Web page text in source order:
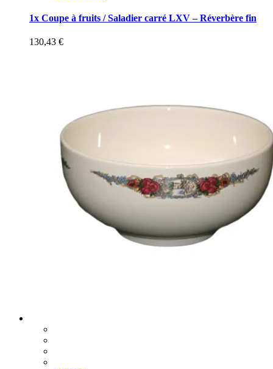
1x Coupe à fruits / Saladier carré LXV – Réverbère fin
130,43 €